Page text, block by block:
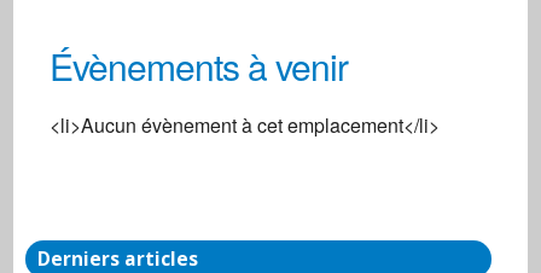
3, rue de la Gare - Arnay-Le-Duc
Évènements à venir
<li>Aucun évènement à cet emplacement</li>
Derniers articles